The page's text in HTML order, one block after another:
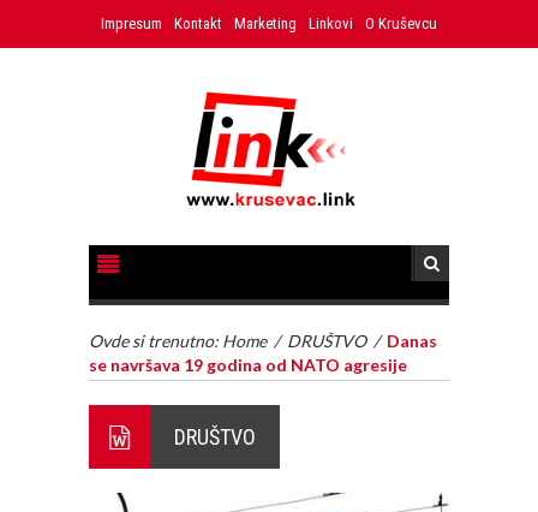
Impresum Kontakt Marketing Linkovi O Kruševcu
Ovde si trenutno: Home / DRUŠTVO / Danas
se navršava 19 godina od NATO agresije
DRUŠTVO